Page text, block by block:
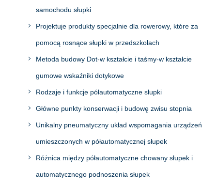
samochodu słupki
Projektuje produkty specjalnie dla rowerowy, które za
pomocą rosnące słupki w przedszkolach
Metoda budowy Dot-w kształcie i taśmy-w kształcie
gumowe wskaźniki dotykowe
Rodzaje i funkcje półautomatyczne słupki
Główne punkty konserwacji i budowę zwisu stopnia
Unikalny pneumatyczny układ wspomagania urządzeń
umieszczonych w półautomatycznej słupek
Różnica między półautomatyczne chowany słupek i
automatycznego podnoszenia słupek